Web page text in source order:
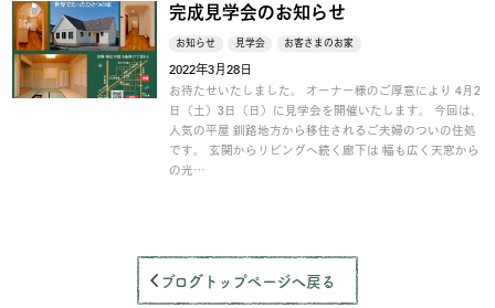
完成見学会のお知らせ
お知らせ 見学会 お客さまのお家
2022年3月28日
お待たせいたしました。 オーナー様のご厚意により 4月2
日（土）3日（日）に見学会を開催いたします。 今回は、
人気の平屋 釧路地方から移住されるご夫婦のついの住処
です。 玄関からリビングへ続く廊下は 幅も広く天窓から
の光…
ブログトップページへ戻る